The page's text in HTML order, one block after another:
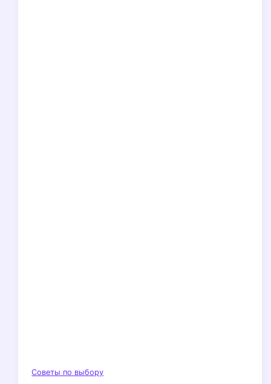
Советы по выбору